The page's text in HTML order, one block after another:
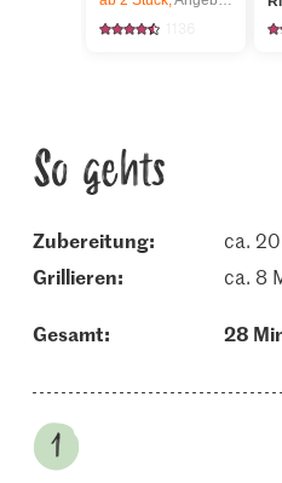
So gehts
Zubereitung:
ca.
grillieren:
ca. 8
Gesamt: 28